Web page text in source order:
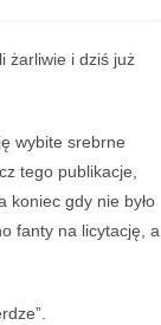
żarliwie i dziś już
wybite srebrne
tego publikacje,
koniec gdy nie było
fanty na licytację, a